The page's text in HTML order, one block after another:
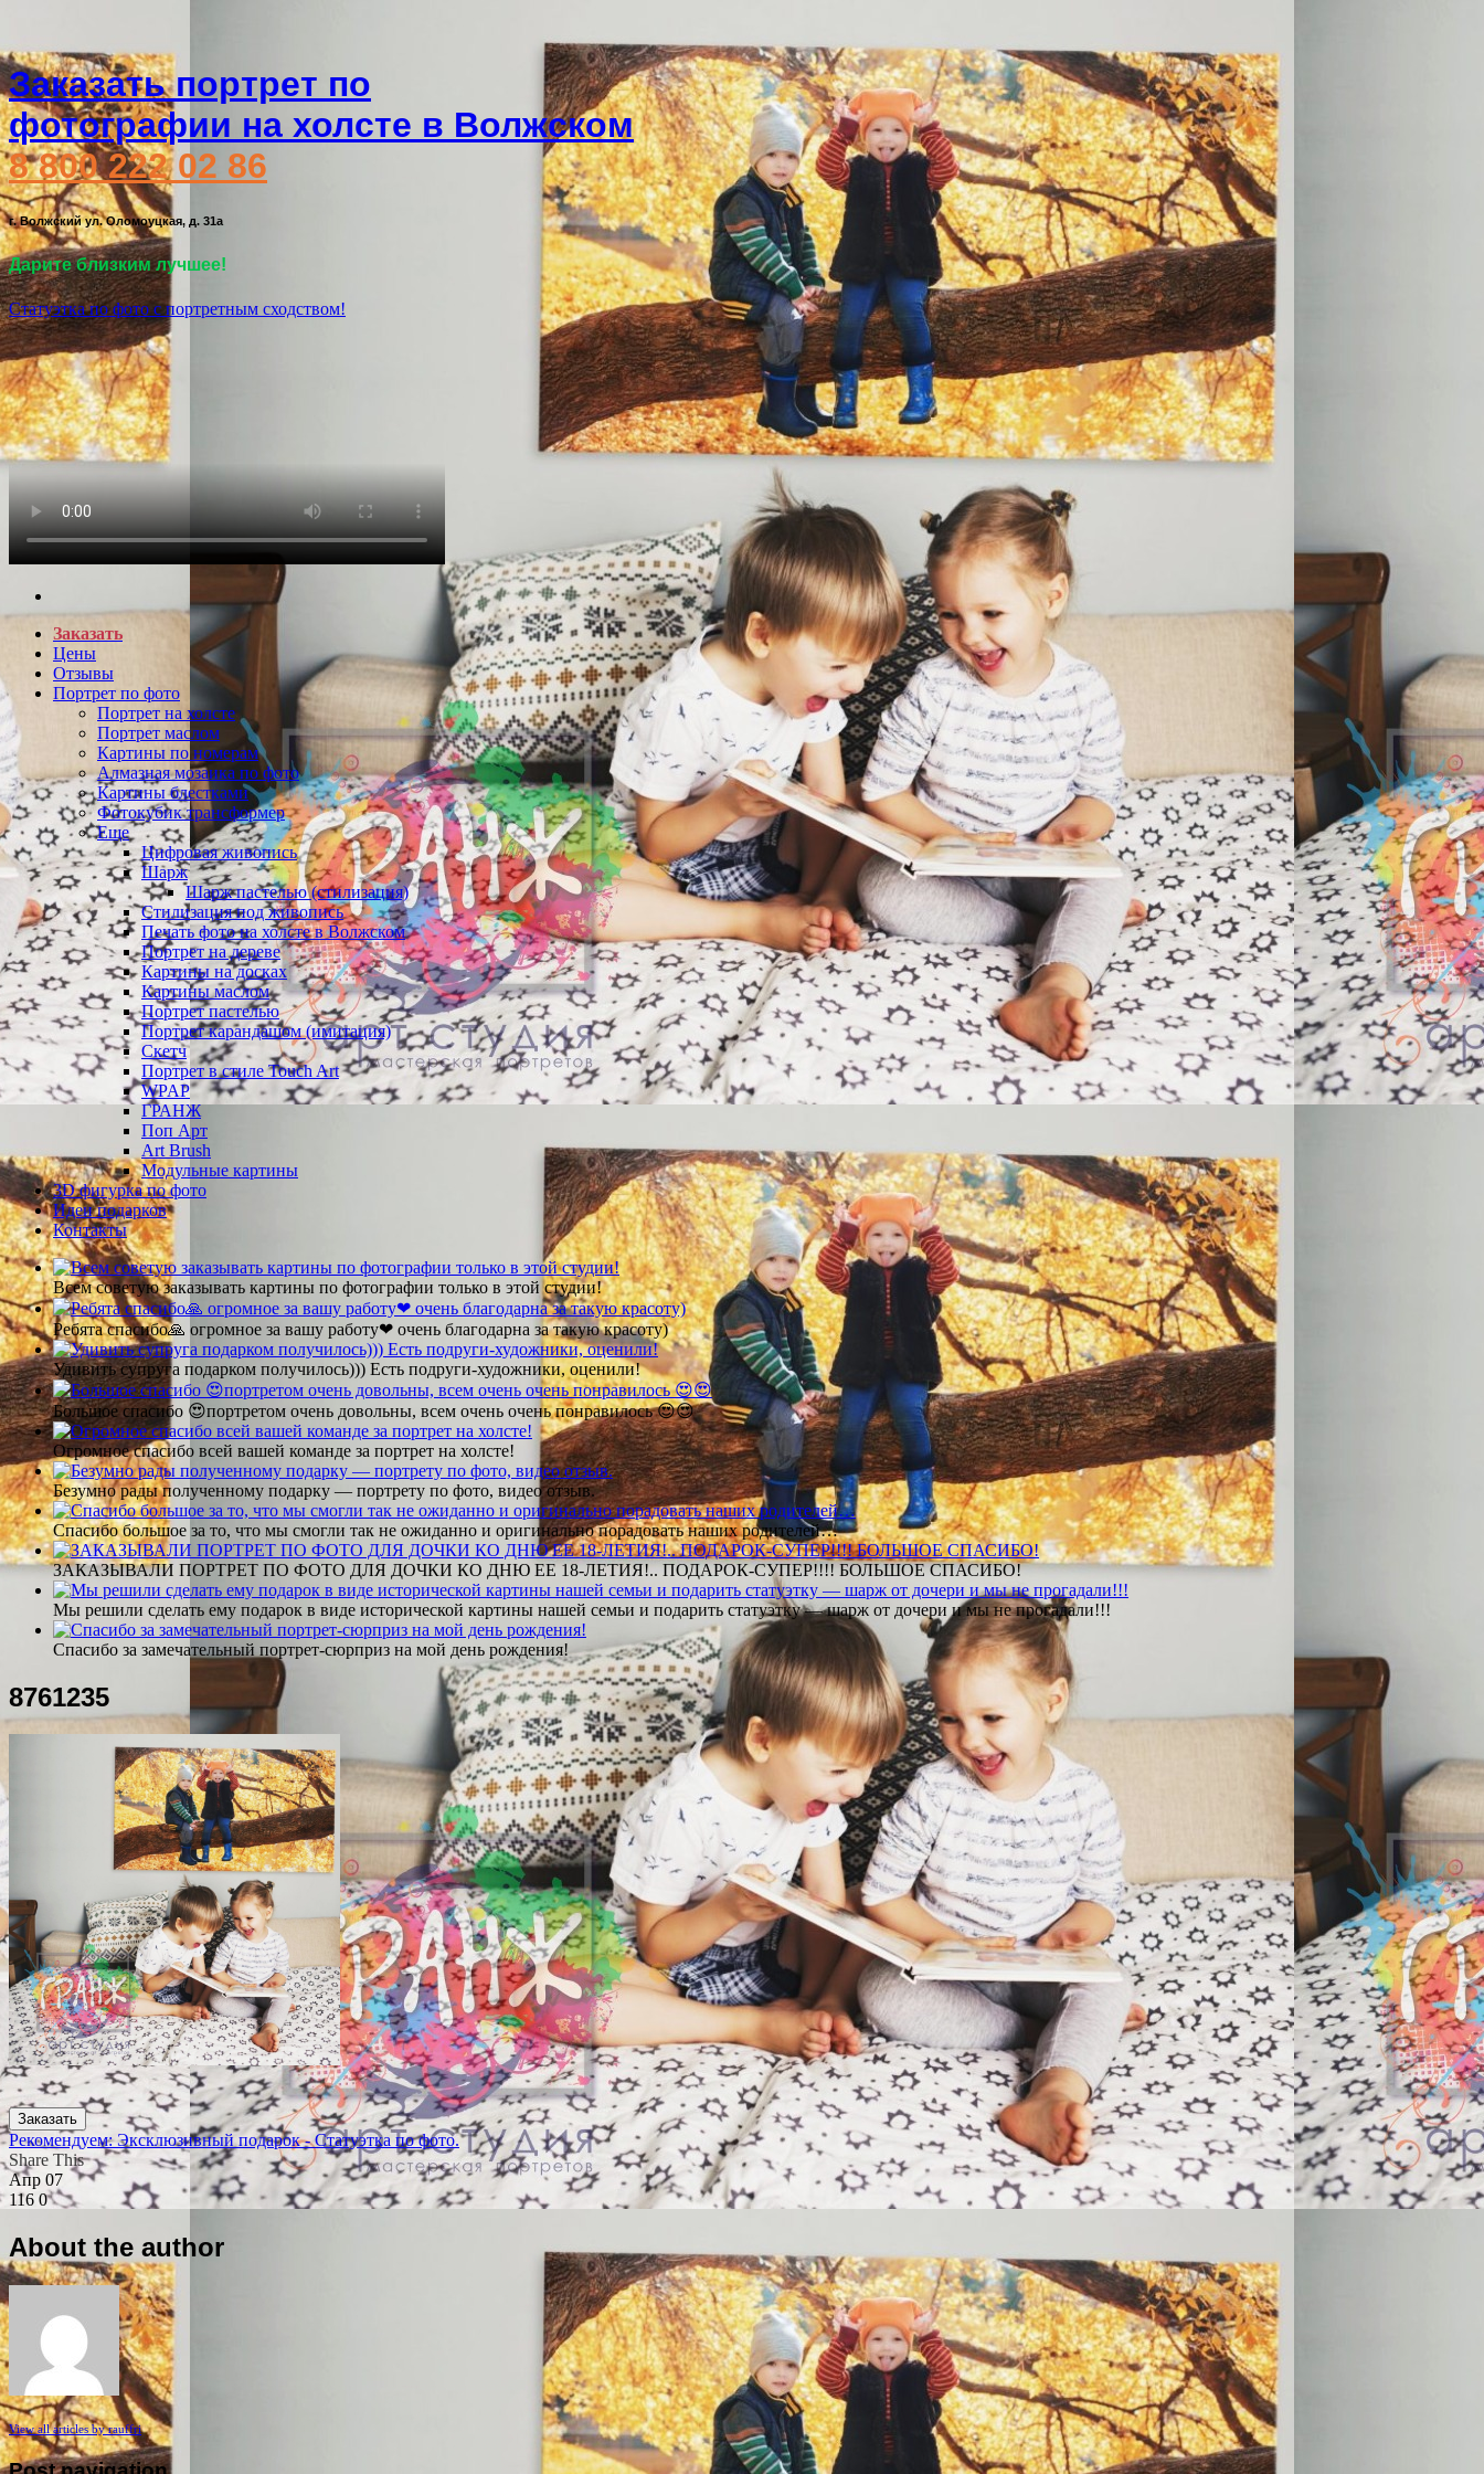
Заказать портрет по
фотографии на холсте в Волжском
8 800 222 02 86
г. Волжский ул. Оломоуцкая, д. 31а
Дарите близким лучшее!
Статуэтка по фото с портретным сходством!
Заказать
Цены
Отзывы
Портрет по фото
Портрет на холсте
Портрет маслом
Картины по номерам
Алмазная мозаика по фото
Картины блестками
Фотокубик трансформер
Еще
Цифровая живопись
Шарж
Шарж пастелью (стилизация)
Стилизация под живопись
Печать фото на холсте в Волжском
Портрет на дереве
Картины на досках
Картины маслом
Портрет пастелью
Портрет карандашом (имитация)
Скетч
Портрет в стиле Touch Art
WPAP
ГРАНЖ
Поп Арт
Art Brush
Модульные картины
3D фигурка по фото
Идеи подарков
Контакты
Всем советую заказывать картины по фотографии только в этой студии!
Ребята спасибо🙏 огромное за вашу работу❤ очень благодарна за такую красоту)
Удивить супруга подарком получилось))) Есть подруги-художники, оценили!
Большое спасибо 😍портретом очень довольны, всем очень очень понравилось 😍😍
Огромное спасибо всей вашей команде за портрет на холсте!
Безумно рады полученному подарку — портрету по фото, видео отзыв.
Спасибо большое за то, что мы смогли так не ожиданно и оригинально порадовать наших родителей…
ЗАКАЗЫВАЛИ ПОРТРЕТ ПО ФОТО ДЛЯ ДОЧКИ КО ДНЮ ЕЕ 18-ЛЕТИЯ!.. ПОДАРОК-СУПЕР!!!! БОЛЬШОЕ СПАСИБО!
Мы решили сделать ему подарок в виде исторической картины нашей семьи и подарить статуэтку — шарж от дочери и мы не прогадали!!!
Спасибо за замечательный портрет-сюрприз на мой день рождения!
8761235
Заказать
Рекомендуем: Эксклюзивный подарок - Статуэтка по фото.
Share This
Апр 07
116 0
About the author
View all articles by rauffri